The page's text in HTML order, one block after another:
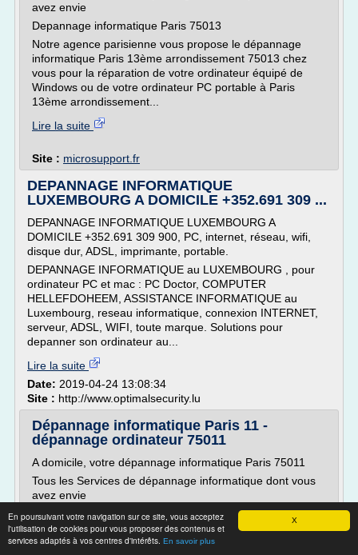
X
En poursuivant votre navigation sur ce site, vous acceptez
l'utilisation de cookies pour vous proposer des contenus et
services adaptés à vos centres d'intérêts. En savoir plus
avez envie
Depannage informatique Paris 75013
Notre agence parisienne vous propose le dépannage
informatique Paris 13ème arrondissement 75013 chez
vous pour la réparation de votre ordinateur équipé de
Windows ou de votre ordinateur PC portable à Paris
13ème arrondissement...
Lire la suite
Site : microsupport.fr
DEPANNAGE INFORMATIQUE
LUXEMBOURG A DOMICILE +352.691 309 ...
DEPANNAGE INFORMATIQUE LUXEMBOURG A
DOMICILE +352.691 309 900, PC, internet, réseau, wifi,
disque dur, ADSL, imprimante, portable.
DEPANNAGE INFORMATIQUE au LUXEMBOURG , pour
ordinateur PC et mac : PC Doctor, COMPUTER
HELLEFDOHEEM, ASSISTANCE INFORMATIQUE au
Luxembourg, reseau informatique, connexion INTERNET,
serveur, ADSL, WIFI, toute marque. Solutions pour
depanner son ordinateur au...
Lire la suite
Date: 2019-04-24 13:08:34
Site : http://www.optimalsecurity.lu
Dépannage informatique Paris 11 -
dépannage ordinateur 75011
A domicile, votre dépannage informatique Paris 75011
Tous les Services de dépannage informatique dont vous
avez envie
Depannage informatique Paris 75011
Notre agence parisienne vous propose le dépannage
informatique Paris 11ème arrondissement 75011 chez